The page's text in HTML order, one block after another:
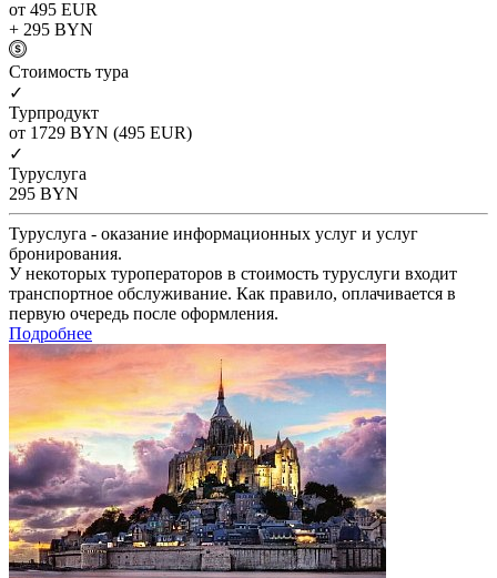
от 495 EUR
+ 295 BYN
Cтоимость тура
✓
Турпродукт
от 1729 BYN (495 EUR)
✓
Туруслуга
295 BYN
Туруслуга - оказание информационных услуг и услуг
бронирования.
У некоторых туроператоров в стоимость туруслуги входит
транспортное обслуживание. Как правило, оплачивается в
первую очередь после оформления.
Подробнее